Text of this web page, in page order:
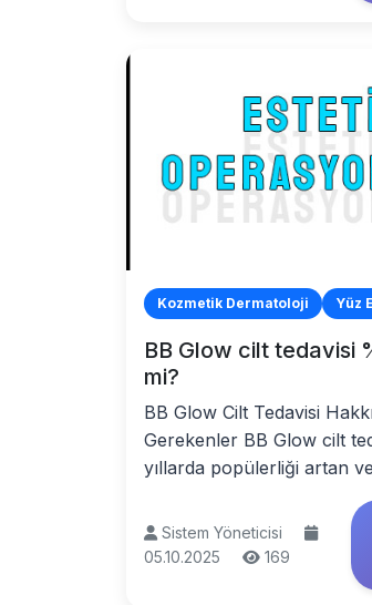
Kozmetik Dermatoloji Yüz
BB Glow cilt tedavisi
mi?
BB Glow Cilt Tedavisi
Gerekenler BB Glow cilt
yıllarda popülerliği artan
Sistem Yöneticisi
05.10.2025
169